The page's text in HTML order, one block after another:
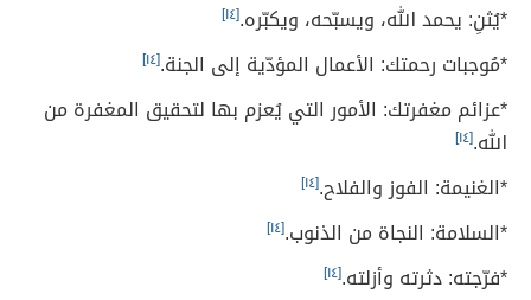
*يُثنِ: يحمد الله، ويسبّحه، ويكبّره.[١٤]
*مُوجبات رحمتك: الأعمال المؤدّية إلى الجنة.[١٤]
*عزائم مغفرتك: الأمور التي يُعزم بها لتحقيق المغفرة من
الله.[١٤]
*الغنيمة: الفوز والفلاح.[١٤]
*السلامة: النجاة من الذنوب.[١٤]
*فرّجته: دثرته وأزلته.[١٤]